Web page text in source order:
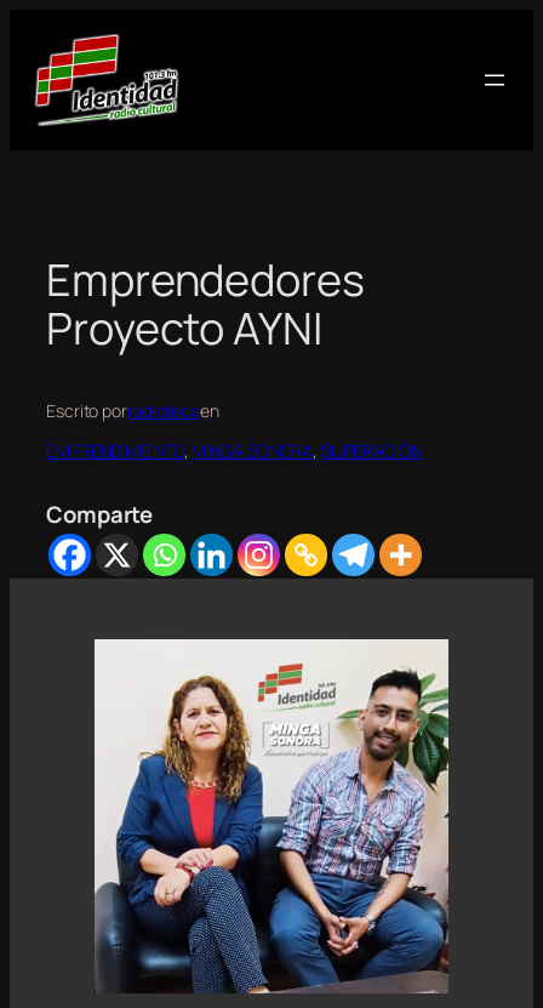
contenido
Emprendedores
Proyecto AYNI
Escrito porradiotecaen
EMPRENDIMIENTO, MINGA SONORA, SUPERACIÓN
Comparte